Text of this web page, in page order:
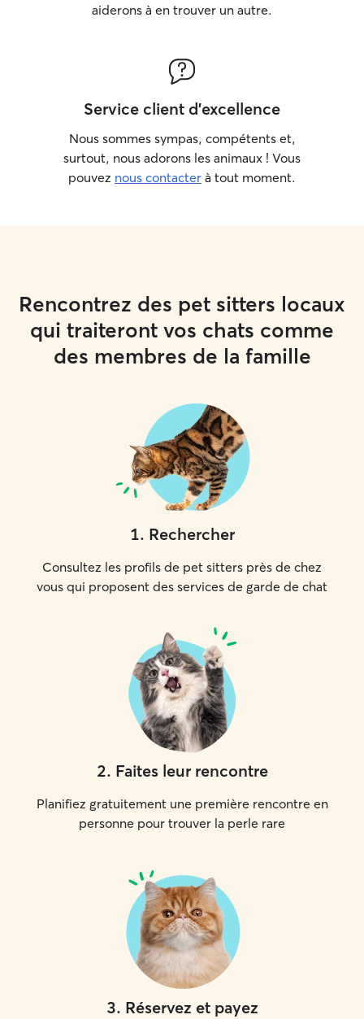
aiderons à en trouver un autre.
Service client d'excellence
Nous sommes sympas, compétents et,
surtout, nous adorons les animaux ! Vous
pouvez nous contacter à tout moment.
Rencontrez des pet sitters locaux
qui traiteront vos chats comme
des membres de la famille
1. Rechercher
Consultez les profils de pet sitters près de chez
vous qui proposent des services de garde de chat
2. Faites leur rencontre
Planifiez gratuitement une première rencontre en
personne pour trouver la perle rare
3. Réservez et payez